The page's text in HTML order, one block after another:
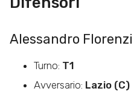
Alessandro
Turno: T1
Avversario: Lazio (C)